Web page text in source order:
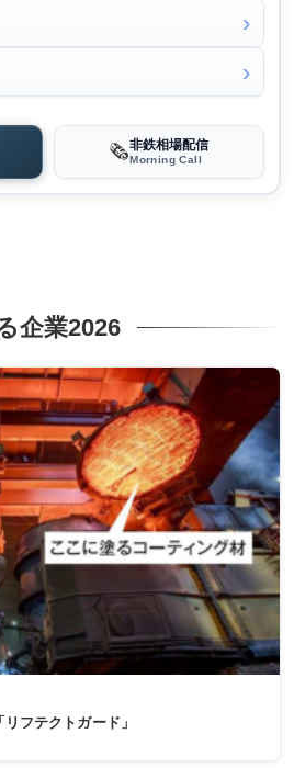
🗞️非鉄相場配信
Morning Call
企業2026
フテクトガード」